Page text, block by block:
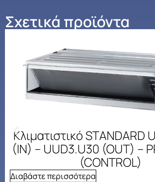
Σχετικά προϊόντα
Κλιματιστικό STANDARD
(IN) – UUD3.U30 (OUT) –
(CONTROL)
Διαβάστε περισσότερα